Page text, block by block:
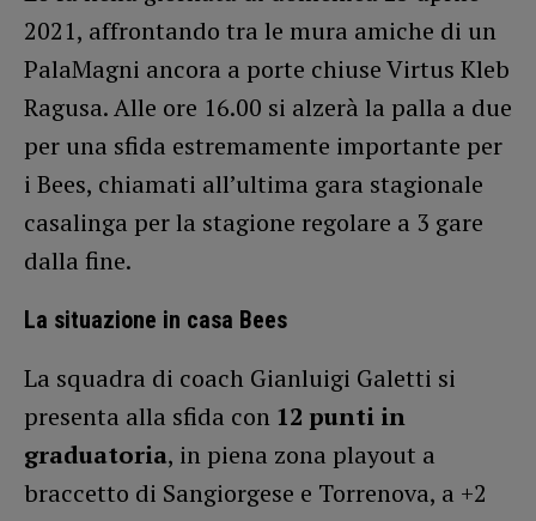
2021, affrontando tra le mura amiche di un
PalaMagni ancora a porte chiuse Virtus Kleb
Ragusa. Alle ore 16.00 si alzerà la palla a due
per una sfida estremamente importante per
i Bees, chiamati all’ultima gara stagionale
casalinga per la stagione regolare a 3 gare
dalla fine.
La situazione in casa Bees
La squadra di coach Gianluigi Galetti si
presenta alla sfida con 12 punti in
graduatoria, in piena zona playout a
braccetto di Sangiorgese e Torrenova, a +2